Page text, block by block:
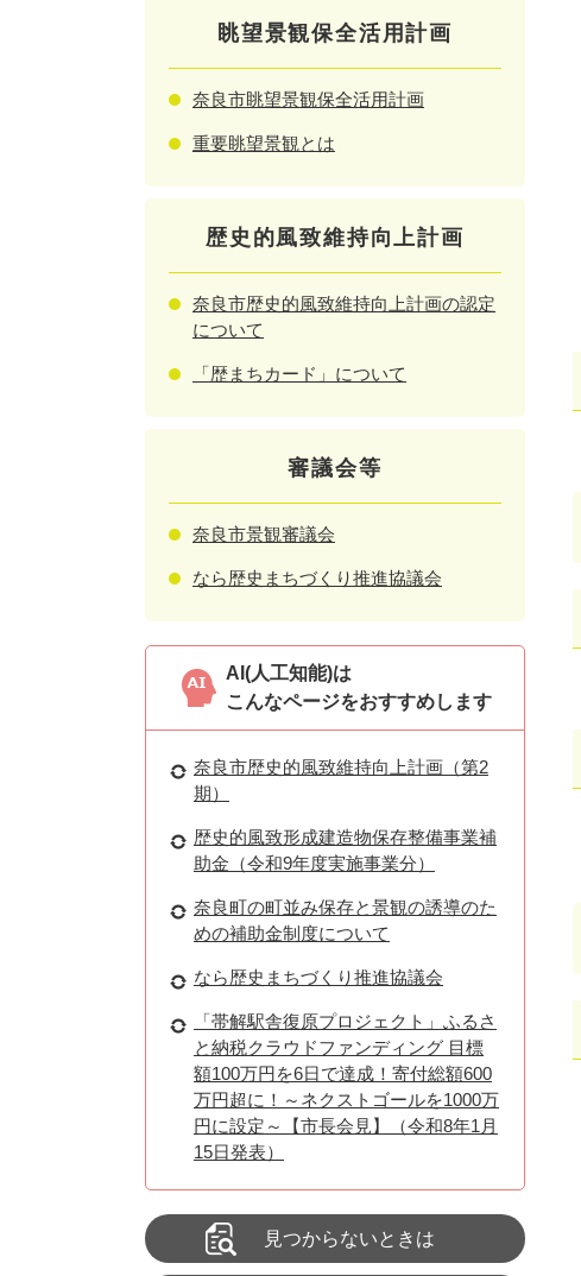
眺望景観保全活用計画
奈良市眺望景観保全活用計画
重要眺望景観とは
歴史的風致維持向上計画
奈良市歴史的風致維持向上計画の認定
について
「歴まちカード」について
審議会等
奈良市景観審議会
なら歴史まちづくり推進協議会
AI(人工知能)は
こんなページをおすすめします
奈良市歴史的風致維持向上計画（第2
期）
歴史的風致形成建造物保存整備事業補
助金（令和9年度実施事業分）
奈良町の町並み保存と景観の誘導のた
めの補助金制度について
なら歴史まちづくり推進協議会
「帯解駅舎復原プロジェクト」ふるさ
と納税クラウドファンディング 目標
額100万円を6日で達成！寄付総額600
万円超に！～ネクストゴールを1000万
円に設定～【市長会見】（令和8年1月
15日発表）
見つからないときは